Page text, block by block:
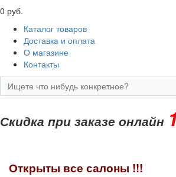
0 руб.
Каталог товаров
Доставка и оплата
О магазине
Контакты
Скидка при заказе онлайн
Открыты все салоны !!!